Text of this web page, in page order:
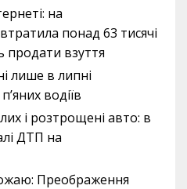
на
понад 63 тисячі
продати взуття
лише в липні
водіїв
і розтрощені авто: в
ДТП на
Преображення